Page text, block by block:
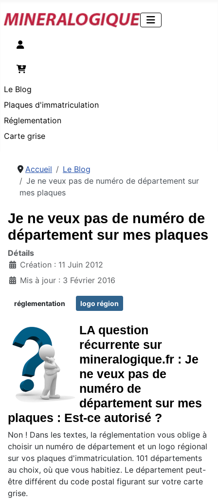
Le Blog
Plaques d'immatriculation
Réglementation
Carte grise
Accueil
Le Blog
Je ne veux pas de numéro de département sur
mes plaques
Je ne veux pas de numéro de
département sur mes plaques
Détails
Création : 11 Juin 2012
Mis à jour : 3 Février 2016
réglementation logo région
LA question
récurrente sur
mineralogique.fr : Je
ne veux pas de
numéro de
département sur mes
plaques : Est-ce autorisé ?
Non ! Dans les textes, la réglementation vous oblige à
choisir un numéro de département et un logo régional
sur vos plaques d'immatriculation. 101 départements
au choix, où que vous habitiez. Le département peut-
être différent du code postal figurant sur votre carte
grise.